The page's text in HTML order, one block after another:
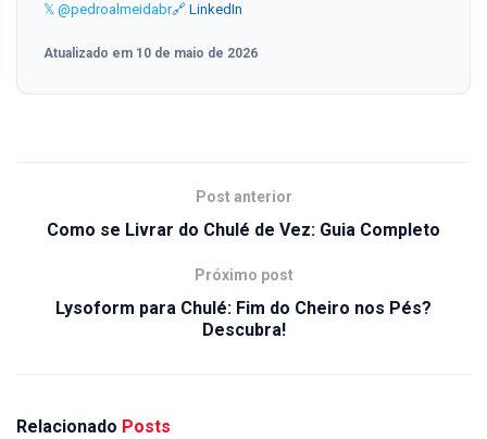
𝕏 @pedroalmeidabr🔗 LinkedIn
Atualizado em 10 de maio de 2026
Post anterior
Como se Livrar do Chulé de Vez: Guia Completo
Próximo post
Lysoform para Chulé: Fim do Cheiro nos Pés?
Descubra!
Relacionado Posts